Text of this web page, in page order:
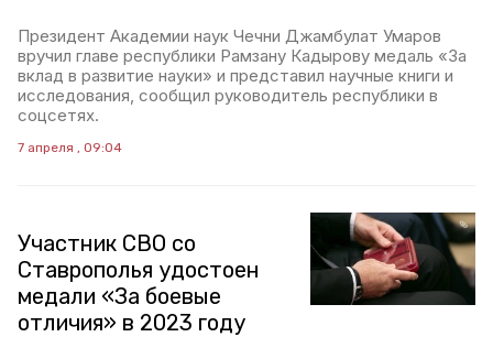
Президент Академии наук Чечни Джамбулат Умаров
вручил главе республики Рамзану Кадырову медаль «За
вклад в развитие науки» и представил научные книги и
исследования, сообщил руководитель республики в
соцсетях.
7 апреля , 09:04
Участник СВО со
Ставрополья удостоен
медали «За боевые
отличия» в 2023 году